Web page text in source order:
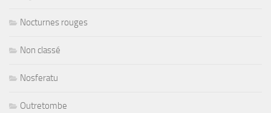
Nocturnes rouges
Non classé
Nosferatu
Outretombe